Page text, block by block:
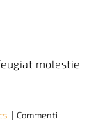
molestie
| Commenti